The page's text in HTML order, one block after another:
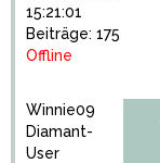
15:21:01
Beiträge: 175
Offline
Winnie09
Diamant-
User